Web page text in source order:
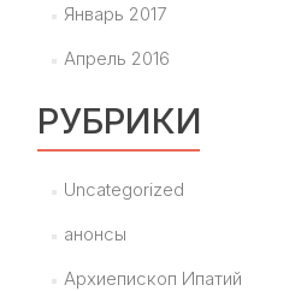
Январь 2017
Апрель 2016
РУБРИКИ
Uncategorized
анонсы
Архиепископ Ипатий